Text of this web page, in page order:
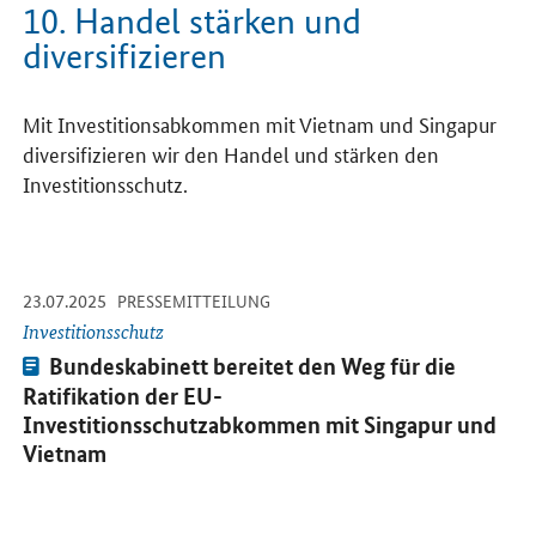
10. Handel stärken und
diversifizieren
Mit Investitionsabkommen mit Vietnam und Singapur
diversifizieren wir den Handel und stärken den
Investitionsschutz.
23.07.2025 -
PRESSEMITTEILUNG
Investitionsschutz
Pressemitteilung:
Bundeskabinett bereitet den Weg für die
Ratifikation der EU-
Investitionsschutzabkommen mit Singapur und
Vietnam
Öffnet Einzelsicht